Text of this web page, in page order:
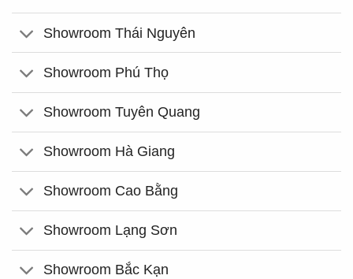
Showroom Thái Nguyên
Showroom Phú Thọ
Showroom Tuyên Quang
Showroom Hà Giang
Showroom Cao Bằng
Showroom Lạng Sơn
Showroom Bắc Kạn